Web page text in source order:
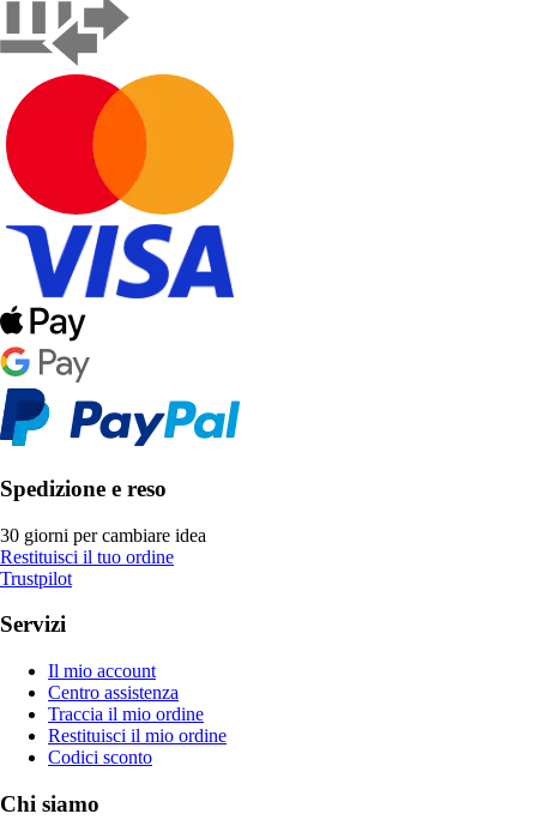
Spedizione e reso
30 giorni per cambiare idea
Restituisci il tuo ordine
Trustpilot
Servizi
Il mio account
Centro assistenza
Traccia il mio ordine
Restituisci il mio ordine
Codici sconto
Chi siamo